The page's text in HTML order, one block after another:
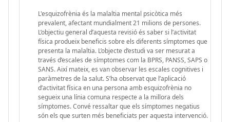
L'esquizofrènia és la malaltia mental psicòtica més
prevalent, afectant mundialment 21 milions de persones.
L’objectiu general d’aquesta revisió és saber si l’activitat
física produeix beneficis sobre els diferents símptomes que
presenta la malaltia. L’objecte d’estudi va ser mesurat a
través d’escales de símptomes com la BPRS, PANSS, SAPS o
SANS. Així mateix, es van observar les escales cognitives i
paràmetres de la salut. S’ha observat que l’aplicació
d’activitat física en una persona amb esquizofrènia no
segueix una línia comuna respecte a la millora dels
símptomes. Convé ressaltar que els símptomes negatius
són els que surten més beneficiats per aquesta intervenció.